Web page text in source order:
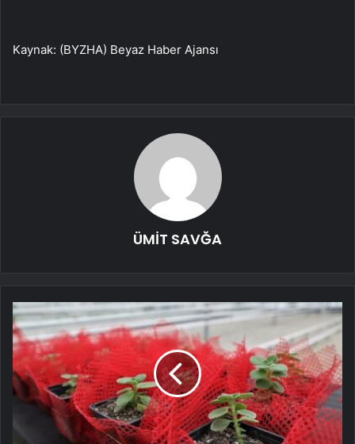
Kaynak: (BYZHA) Beyaz Haber Ajansı
ÜMİT SAVĞA